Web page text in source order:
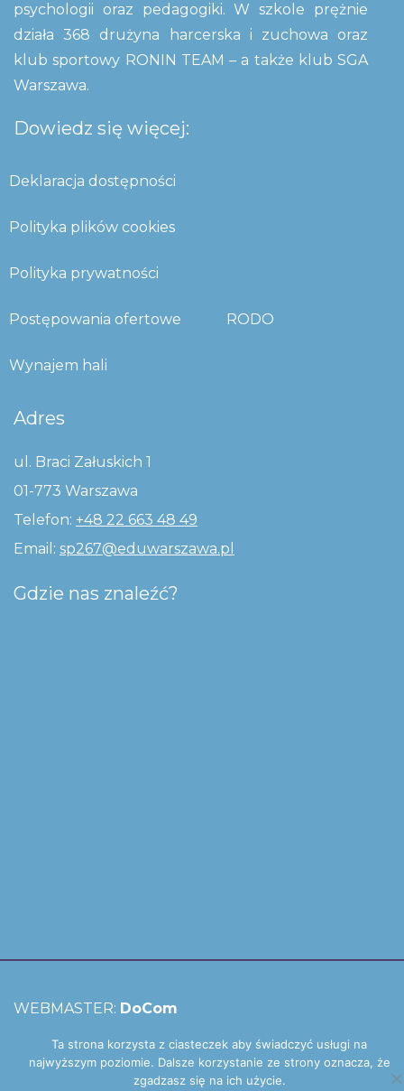
psychologii oraz pedagogiki. W szkole prężnie
działa 368 drużyna harcerska i zuchowa oraz
klub sportowy RONIN TEAM – a także klub SGA
Warszawa.
Dowiedz się więcej:
Deklaracja dostępności
Polityka plików cookies
Polityka prywatności
Postępowania ofertowe RODO
Wynajem hali
Adres
ul. Braci Załuskich 1
01-773 Warszawa
Telefon: +48 22 663 48 49
Email: sp267@eduwarszawa.pl
Gdzie nas znaleźć?
WEBMASTER: DoCom
Ta strona korzysta z ciasteczek aby świadczyć usługi na
najwyższym poziomie. Dalsze korzystanie ze strony oznacza, że
zgadzasz się na ich użycie.